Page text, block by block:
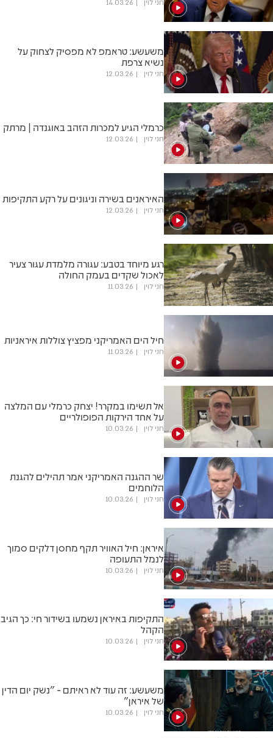
חני לוין 14.03.26
משעשע: טראמפ לא מפסיק לצחוק על
נשיא צרפת
חני לוין 12.03.26
כרמלי הגיע למכרות הזהב באוגנדה | מרתק
חני לוין 12.03.26
האיראנים בשירה וניגונים על רקע התקיפות
חני לוין 12.03.26
רגע מיוחד בטבע: עגורה מלמדת עגור צעיר
לאכול שקדים בעמק החולה
חני לוין 11.03.26
חיל הים האמריקני מפציץ צוללות איראניות
חני לוין 11.03.26
אל תשימו במקרר! יצחק כרמלי עם המלצה
על אחד הירקות הפופולריים
חני לוין 10.03.26
שר ההגנה האמריקני אמר תהילים להגנת
הלוחמים
חני לוין 10.03.26
איראן: חיל האוויר תקף מחסן דלקים סמוך
לנמל התעופה
חני לוין 10.03.26
התקיפות באיראן נשמעו בשידור חי: כך הגיב
הקהל
חני לוין 10.03.26
משעשע: זה עוד לא ראיתם - "נשק יום הדין
של איראן"
חני לוין 10.03.26